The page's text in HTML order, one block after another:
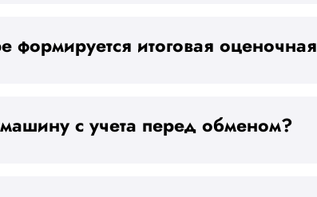
итоговая
с учета перед обменом?